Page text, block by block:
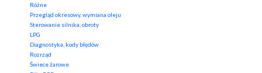
Różne
Przegląd okresowy, wymiana oleju
Sterowanie silnika, obroty
LPG
Diagnostyka, kody błędów
Rozrząd
Świece żarowe